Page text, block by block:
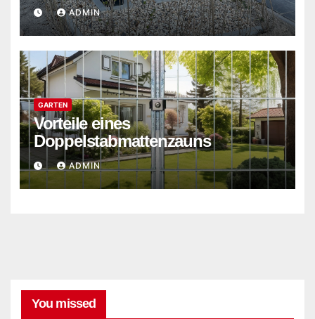
ADMIN
GARTEN
Vorteile eines
Doppelstabmattenzauns
ADMIN
You missed